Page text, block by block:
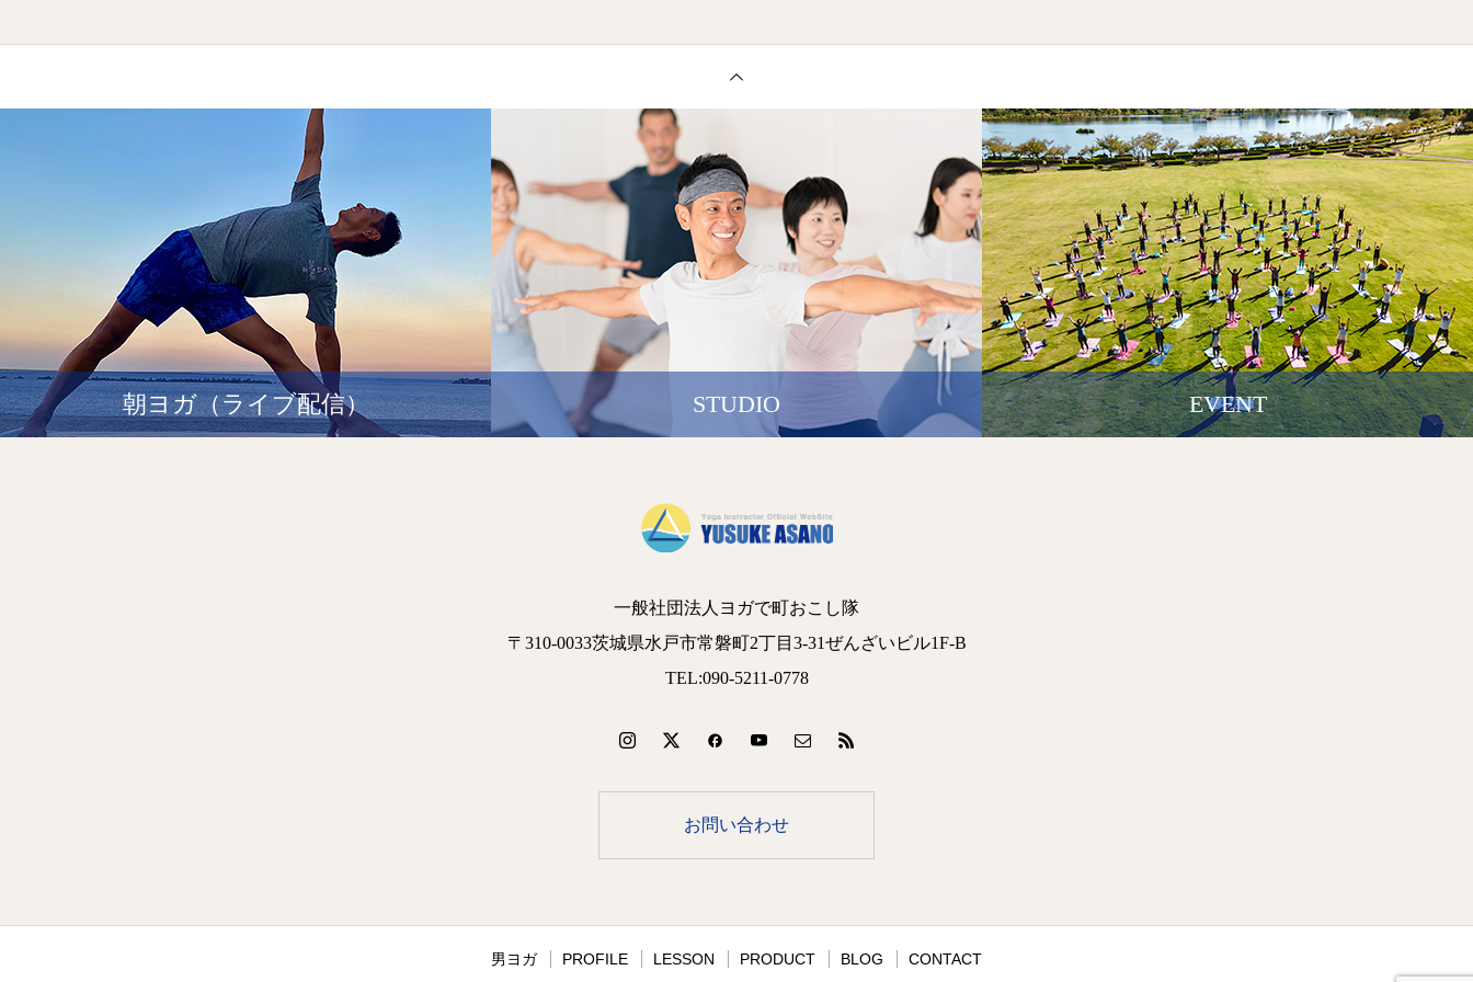
朝ヨガ（ライブ配信） STUDIO EVENT
一般社団法人ヨガで町おこし隊
〒310-0033茨城県水戸市常磐町2丁目3-31ぜんざいビル1F-B
TEL:090-5211-0778
お問い合わせ
男ヨガ PROFILE LESSON PRODUCT BLOG CONTACT